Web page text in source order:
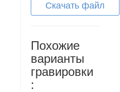
Скачать файл
Похожие
варианты
гравировки
: